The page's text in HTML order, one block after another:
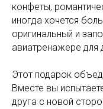
конфеты,
иногда хочется
оригинальный и
авиатренажере для
Этот подарок
Вместе вы
друга с новой